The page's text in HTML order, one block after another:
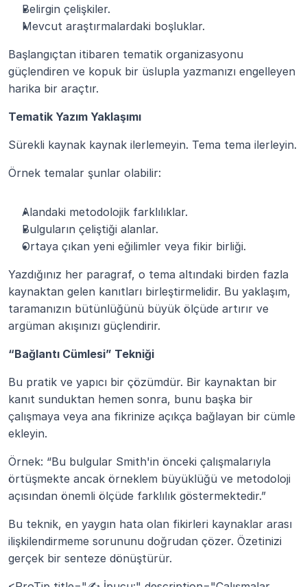
Belirgin çelişkiler.
Mevcut araştırmalardaki boşluklar.
Başlangıçtan itibaren tematik organizasyonu
güçlendiren ve kopuk bir üslupla yazmanızı engelleyen
harika bir araçtır.
Tematik Yazım Yaklaşımı
Sürekli kaynak kaynak ilerlemeyin. Tema tema ilerleyin.
Örnek temalar şunlar olabilir:
Alandaki metodolojik farklılıklar.
Bulguların çeliştiği alanlar.
Ortaya çıkan yeni eğilimler veya fikir birliği.
Yazdığınız her paragraf, o tema altındaki birden fazla
kaynaktan gelen kanıtları birleştirmelidir. Bu yaklaşım,
taramanızın bütünlüğünü büyük ölçüde artırır ve
argüman akışınızı güçlendirir.
“Bağlantı Cümlesi” Tekniği
Bu pratik ve yapıcı bir çözümdür. Bir kaynaktan bir
kanıt sunduktan hemen sonra, bunu başka bir
çalışmaya veya ana fikrinize açıkça bağlayan bir cümle
ekleyin.
Örnek: “Bu bulgular Smith'in önceki çalışmalarıyla
örtüşmekte ancak örneklem büyüklüğü ve metodoloji
açısından önemli ölçüde farklılık göstermektedir.”
Bu teknik, en yaygın hata olan fikirleri kaynaklar arası
ilişkilendirmeme sorununu doğrudan çözer. Özetinizi
gerçek bir senteze dönüştürür.